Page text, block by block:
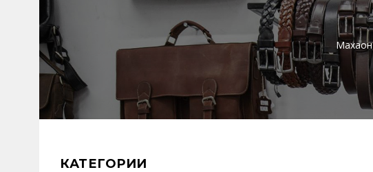
Махаон
КАТЕГОРИИ